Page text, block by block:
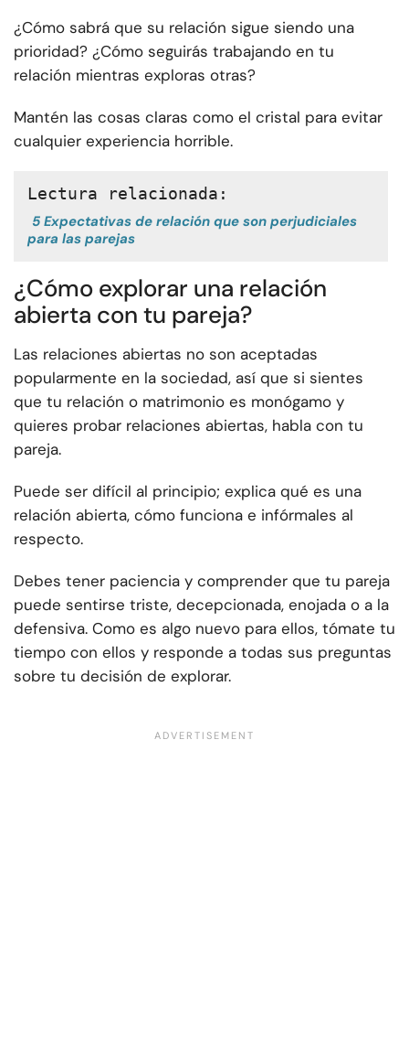
¿Cómo sabrá que su relación sigue siendo una
prioridad? ¿Cómo seguirás trabajando en tu
relación mientras exploras otras?
Mantén las cosas claras como el cristal para evitar
cualquier experiencia horrible.
Lectura relacionada:
5 Expectativas de relación que son perjudiciales
para las parejas
¿Cómo explorar una relación
abierta con tu pareja?
Las relaciones abiertas no son aceptadas
popularmente en la sociedad, así que si sientes
que tu relación o matrimonio es monógamo y
quieres probar relaciones abiertas, habla con tu
pareja.
Puede ser difícil al principio; explica qué es una
relación abierta, cómo funciona e infórmales al
respecto.
Debes tener paciencia y comprender que tu pareja
puede sentirse triste, decepcionada, enojada o a la
defensiva. Como es algo nuevo para ellos, tómate tu
tiempo con ellos y responde a todas sus preguntas
sobre tu decisión de explorar.